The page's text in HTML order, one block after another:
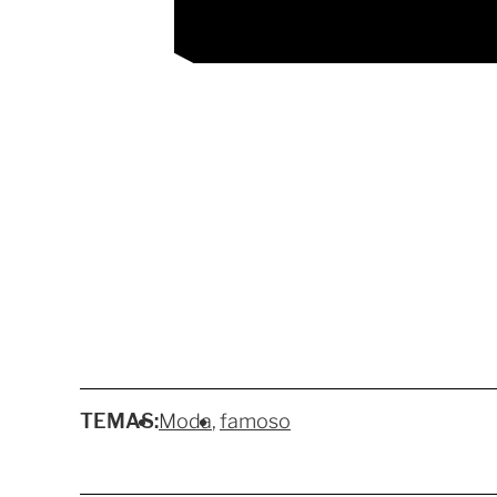
TEMAS:Moda famoso